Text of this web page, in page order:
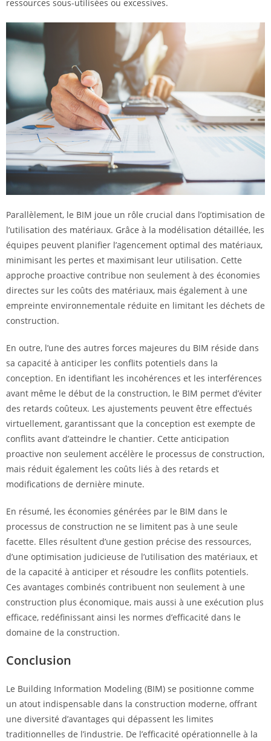
ressources sous-utilisées ou excessives.
Parallèlement, le BIM joue un rôle crucial dans l’optimisation de
l’utilisation des matériaux. Grâce à la modélisation détaillée, les
équipes peuvent planifier l’agencement optimal des matériaux,
minimisant les pertes et maximisant leur utilisation. Cette
approche proactive contribue non seulement à des économies
directes sur les coûts des matériaux, mais également à une
empreinte environnementale réduite en limitant les déchets de
construction.
En outre, l’une des autres forces majeures du BIM réside dans
sa capacité à anticiper les conflits potentiels dans la
conception. En identifiant les incohérences et les interférences
avant même le début de la construction, le BIM permet d’éviter
des retards coûteux. Les ajustements peuvent être effectués
virtuellement, garantissant que la conception est exempte de
conflits avant d’atteindre le chantier. Cette anticipation
proactive non seulement accélère le processus de construction,
mais réduit également les coûts liés à des retards et
modifications de dernière minute.
En résumé, les économies générées par le BIM dans le
processus de construction ne se limitent pas à une seule
facette. Elles résultent d’une gestion précise des ressources,
d’une optimisation judicieuse de l’utilisation des matériaux, et
de la capacité à anticiper et résoudre les conflits potentiels.
Ces avantages combinés contribuent non seulement à une
construction plus économique, mais aussi à une exécution plus
efficace, redéfinissant ainsi les normes d’efficacité dans le
domaine de la construction.
Conclusion
Le Building Information Modeling (BIM) se positionne comme
un atout indispensable dans la construction moderne, offrant
une diversité d’avantages qui dépassent les limites
traditionnelles de l’industrie. De l’efficacité opérationnelle à la